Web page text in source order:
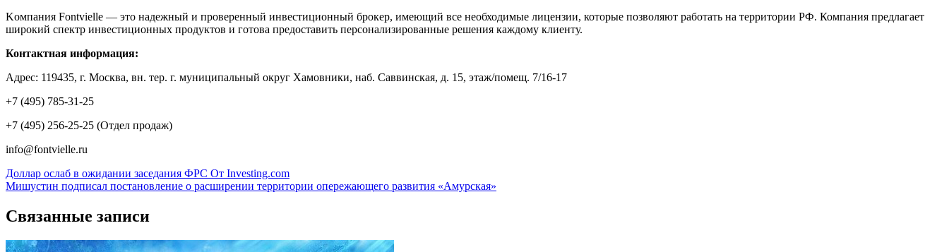
Kомпания Fontvielle — это надежный и проверенный инвестиционный брокер, имеющий все необходимые лицензии, которые позволяют работать на территории РФ. Компания предлагает
широкий спектр инвестиционных продуктов и готова предоставить персонализированные решения каждому клиенту.
Контактная информация:
Адрес: 119435, г. Москва, вн. тер. г. муниципальный округ Хамовники, наб. Саввинская, д. 15, этаж/помещ. 7/16-17
+7 (495) 785-31-25
+7 (495) 256-25-25 (Отдел продаж)
info@fontvielle.ru
Навигация
по
записям
Доллар ослаб в ожидании заседания ФРС От Investing.com
Мишустин подписал постановление о расширении территории опережающего развития «Амурская»
Связанные записи